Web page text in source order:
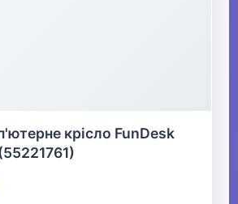
крісло FunDesk